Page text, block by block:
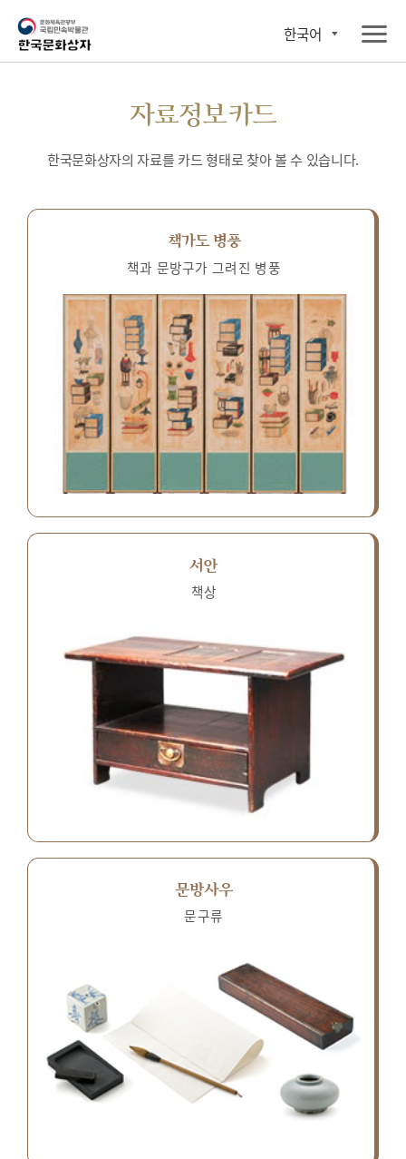
한국어
자료정보카드
한국문화상자의 자료를 카드 형태로 찾아 볼 수 있습니다.
책가도 병풍
책과 문방구가 그려진 병풍
서안
책상
문방사우
문구류